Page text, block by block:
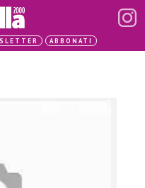
ABBONATI